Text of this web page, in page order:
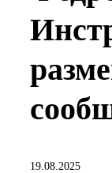
19.08.2025